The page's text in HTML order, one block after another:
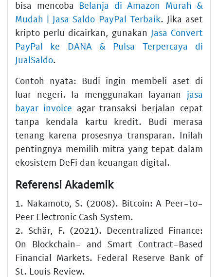
bisa mencoba Belanja di Amazon Murah &
Mudah | Jasa Saldo PayPal Terbaik. Jika aset
kripto perlu dicairkan, gunakan Jasa Convert
PayPal ke DANA & Pulsa Terpercaya di
JualSaldo.
Contoh nyata: Budi ingin membeli aset di
luar negeri. Ia menggunakan layanan jasa
bayar invoice agar transaksi berjalan cepat
tanpa kendala kartu kredit. Budi merasa
tenang karena prosesnya transparan. Inilah
pentingnya memilih mitra yang tepat dalam
ekosistem DeFi dan keuangan digital.
Referensi Akademik
1. Nakamoto, S. (2008). Bitcoin: A Peer-to-
Peer Electronic Cash System.
2. Schär, F. (2021). Decentralized Finance:
On Blockchain- and Smart Contract-Based
Financial Markets. Federal Reserve Bank of
St. Louis Review.